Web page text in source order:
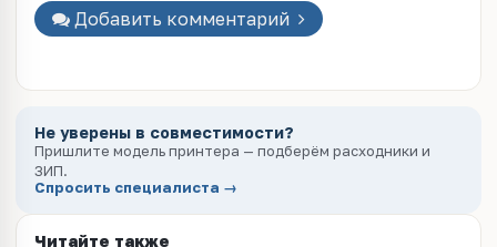
Добавить комментарий
Не уверены в совместимости?
Пришлите модель принтера — подберём расходники и
ЗИП.
Спросить специалиста →
Читайте также